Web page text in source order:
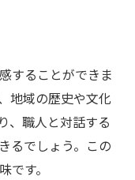
することができま
地域の歴史や文化
、職人と対話する
るでしょう。この
です。